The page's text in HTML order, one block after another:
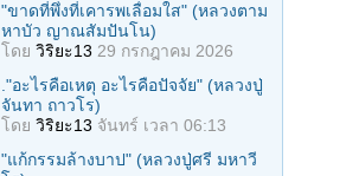
"ขาดที่พึ่งที่เคารพเลื่อมใส" (หลวงตาม
หาบัว ญาณสัมปันโน)
โดย วิริยะ13 29 กรกฎาคม 2026
."อะไรคือเหตุ อะไรคือปัจจัย" (หลวงปู่
จันทา ถาวโร)
โดย วิริยะ13 จันทร์ เวลา 06:13
"แก้กรรมล้างบาป" (หลวงปู่ศรี มหาวี